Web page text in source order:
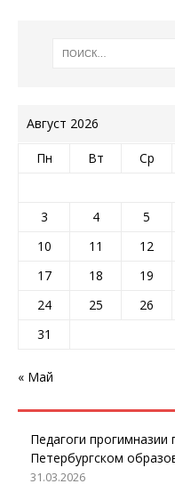
Август 2026
Пн Вт Ср
3
4 5
10
11 12
17
18 19
24
25 26
31
« Май
Педагоги прогимназии
Петербургском
31.03.2026